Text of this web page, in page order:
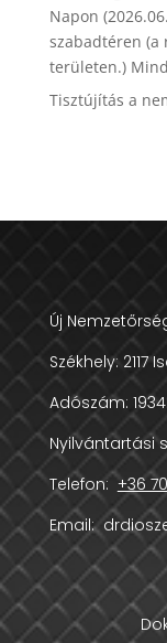
Napon
szabadtéren (a
területen.)
Tisztújítás a
Új
Székhely: 2117
Adószám:
Nyilvántartási
Telefon: +36
Email: